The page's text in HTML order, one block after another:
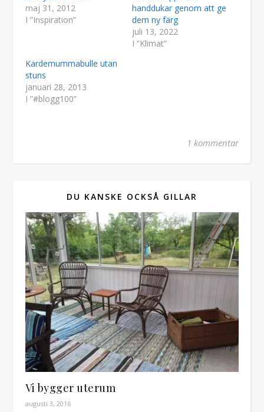
maj 31, 2012
I ”Inspiration”
handdukar genom att ge
dem ny färg
juli 13, 2022
I ”Klimat”
Kardemummabulle utan
stuns
januari 28, 2013
I ”#blogg100”
1 kommentar
DU KANSKE OCKSÅ GILLAR
Vi bygger uterum
augusti 3, 2016